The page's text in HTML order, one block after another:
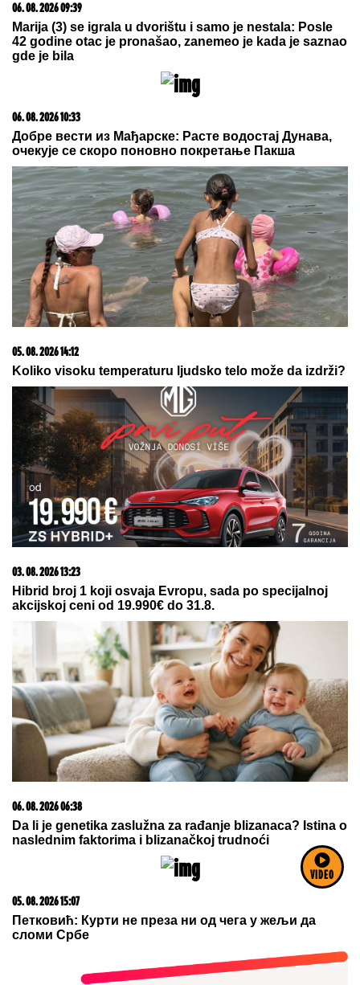
VIDEO
"MUSTAFA JE ZALJUBLJEN U
STANIJU"Taki Marinković otkrio da
ULAZI U ELITU 10 da se OBRAČUNA
sa Filipom Carem, progovorio o
venčanju Maje i Asmina (VIDEO)
(VIDEO)"BOG ME SAČUVAO" Nakon što je Dragan
Stanković objavio veridbu i Jovana Jeremić sprema
veliko slavlje u svom domu
"Oni su ozbiljni, mogu da naprave
velike probleme!"
VELIKO POMIRENJE PRED "ELITU
10!"Anđela i Gastoz uživaju na
Maldivima - ljubavna priča koja je
ponovo zaludela pratioce! (FOTO)
by Aklamator
23. 07. 2026 12:47
Letnje večeri u gradu više nisu rezervisane za vikend:
Zašto sve više ljudi bira večeru koja se spontano
pretvori u druženje
09. 07. 2026 09:20
Komfor po meri klijenata: nova linija paketa ALTA